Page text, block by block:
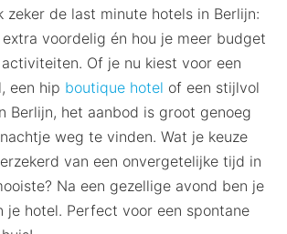
zeker de last minute hotels in Berlijn:
voordelig én hou je meer budget
Of je nu kiest voor een
een hip boutique hotel of een stijlvol
Berlijn, het aanbod is groot genoeg
weg te vinden. Wat je keuze
van een onvergetelijke tijd in
Na een gezellige avond ben je
je hotel. Perfect voor een spontane